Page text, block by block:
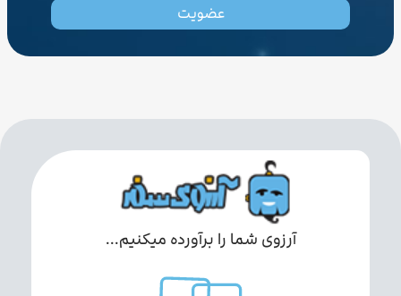
عضویت
آرزوی شما را برآورده میکنیم...